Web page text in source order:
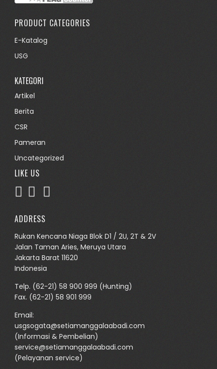
PRODUCT CATEGORIES
E-Katalog
USG
KATEGORI
Artikel
Berita
CSR
Pameran
Uncategorized
LIKE US
ADDRESS
Rukan Kencana Niaga Blok D1 / 2U, 2T & 2V
Jalan Taman Aries, Meruya Utara
Jakarta Barat 11620
Indonesia
Telp. (62-21) 58 900 999 (Hunting)
Fax. (62-21) 58 901 999
Email:
usgsogata@setiamanggalaabadi.com
(Informasi & Pembelian)
service@setiamanggalaabadi.com
(Pelayanan service)